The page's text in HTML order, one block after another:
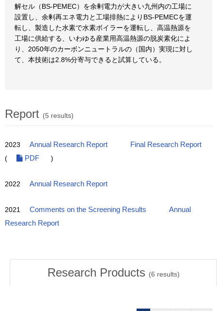
解セル（BS-PEMEC）を余剰電力が大きい九州内の工場に
設置し、余剰再エネ電力と工場排熱によりBS-PEMECを運
転し、製造した水素で水素ボイラーを運転し、高温熱源を
工場に供給する、いわゆる産業用高温熱源の脱炭素化によ
り、2050年のカーボンニュートラルの（国内）実現に対し
て、本技術は2.8%分寄与できると試算している。
Report (5 results)
2023 Annual Research Report
Final Research Report
(
PDF )
2022 Annual Research Report
2021 Comments on the Screening Results
Annual
Research Report
Research Products (6 results)